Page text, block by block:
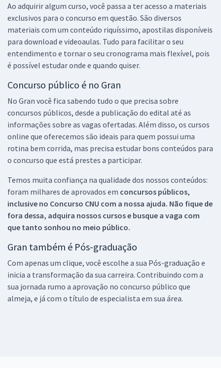
Ao adquirir algum curso, você passa a ter acesso a materiais
exclusivos para o concurso em questão. São diversos
materiais com um conteúdo riquíssimo, apostilas disponíveis
para download e videoaulas. Tudo para facilitar o seu
entendimento e tornar o seu cronograma mais flexível, pois
é possível estudar onde e quando quiser.
Concurso público é no Gran
No Gran você fica sabendo tudo o que precisa sobre
concursos públicos, desde a publicação do edital até as
informações sobre as vagas ofertadas. Além disso, os cursos
online que oferecemos são ideais para quem possui uma
rotina bem corrida, mas precisa estudar bons conteúdos para
o concurso que está prestes a participar.
Temos muita confiança na qualidade dos nossos conteúdos:
foram milhares de aprovados em concursos públicos,
inclusive no Concurso CNU com a nossa ajuda. Não fique de
fora dessa, adquira nossos cursos e busque a vaga com
que tanto sonhou no meio público.
Gran também é Pós-graduação
Com apenas um clique, você escolhe a sua Pós-graduação e
inicia a transformação da sua carreira. Contribuindo com a
sua jornada rumo a aprovação no concurso público que
almeja, e já com o título de especialista em sua área.